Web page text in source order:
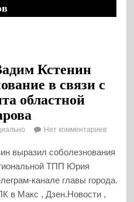
Кстенин
в связи с
областной
Нет комментариев
выразил соболезнования
ТПП Юрия
канале главы города.
в Макс , Дзен.Новости ,